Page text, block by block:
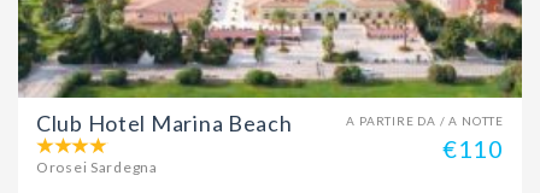
A PARTIRE DA / A NOTTE
€110
Club Hotel Marina Beach
Orosei Sardegna